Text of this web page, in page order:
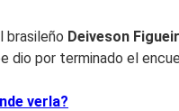
brasileño Deiveson
dio por terminado el
verla?